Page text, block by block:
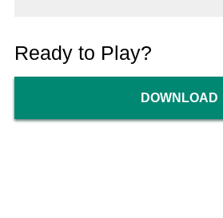
Ready to Play?
DOWNLOAD